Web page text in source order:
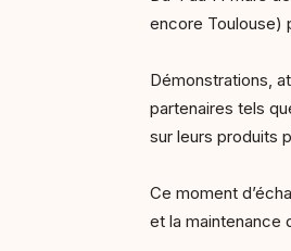
encore Toulouse)
Démonstrations,
partenaires tels
sur leurs produits
Ce moment
et la maintenance